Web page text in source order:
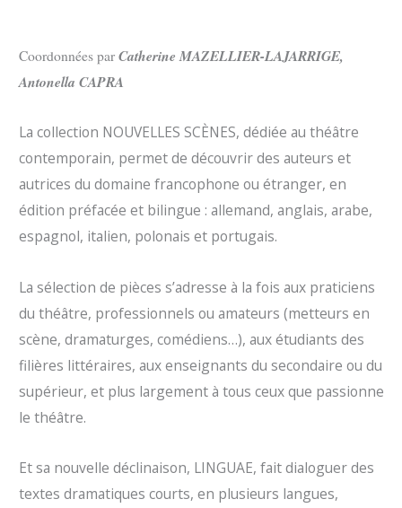
Coordonnées par Catherine MAZELLIER-LAJARRIGE,
Antonella CAPRA
La collection NOUVELLES SCÈNES, dédiée au théâtre
contemporain, permet de découvrir des auteurs et
autrices du domaine francophone ou étranger, en
édition préfacée et bilingue : allemand, anglais, arabe,
espagnol, italien, polonais et portugais.
La sélection de pièces s’adresse à la fois aux praticiens
du théâtre, professionnels ou amateurs (metteurs en
scène, dramaturges, comédiens…), aux étudiants des
filières littéraires, aux enseignants du secondaire ou du
supérieur, et plus largement à tous ceux que passionne
le théâtre.
Et sa nouvelle déclinaison, LINGUAE, fait dialoguer des
textes dramatiques courts, en plusieurs langues,